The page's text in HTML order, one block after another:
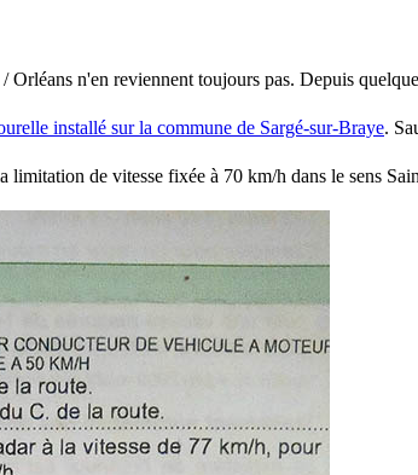
n'en reviennent toujours pas. Depuis
installé sur la commune de Sargé-sur-Braye.
limitation de vitesse fixée à 70 km/h dans le sens